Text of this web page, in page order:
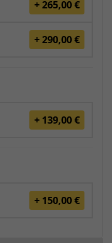
+ 265,00 €
+ 290,00 €
+ 139,00 €
+ 150,00 €